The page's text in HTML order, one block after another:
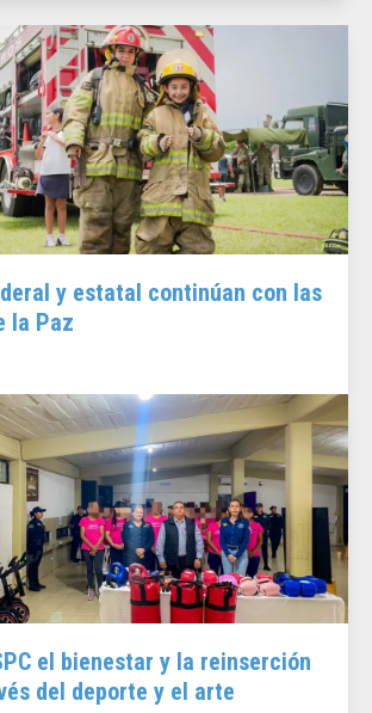
y estatal continúan con las
la Paz
el bienestar y la reinserción
del deporte y el arte